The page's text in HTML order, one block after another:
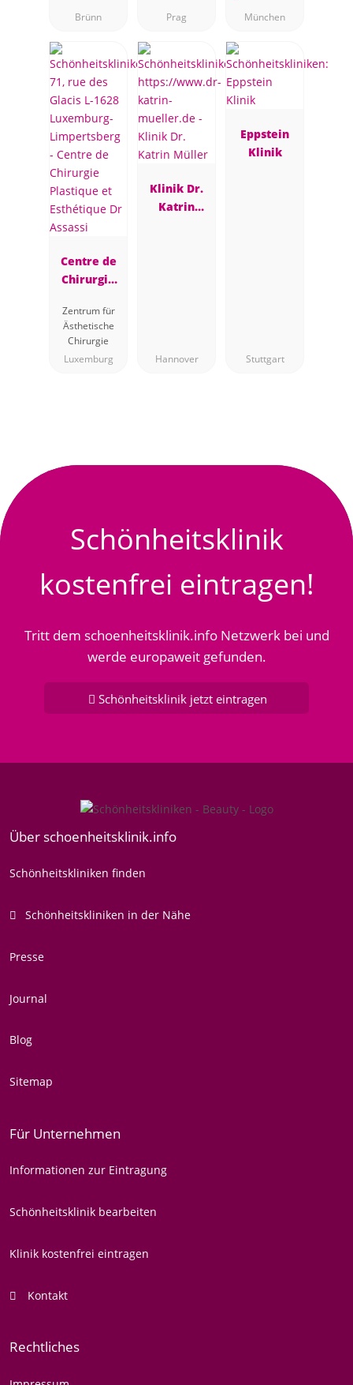
Brünn Prag
Ästhetische
Brustchirur
München
Centre de
Chirurgie
Esthétique
Dr Assassi
Zentrum für
Ästhetische
Chirurgie
Luxemburg
Klinik Dr.
Katrin
Hannover
Eppstein
Klinik
Stuttgart
Schönheitsklinik
kostenfrei eintragen!
Tritt dem schoenheitsklinik.info Netzwerk bei und
werde europaweit gefunden.
Schönheitsklinik jetzt eintragen
Über schoenheitsklinik.info
Schönheitskliniken finden
Schönheitskliniken in der Nähe
Presse
Journal
Blog
Sitemap
Für Unternehmen
Informationen zur Eintragung
Schönheitsklinik bearbeiten
Klinik kostenfrei eintragen
Kontakt
Rechtliches